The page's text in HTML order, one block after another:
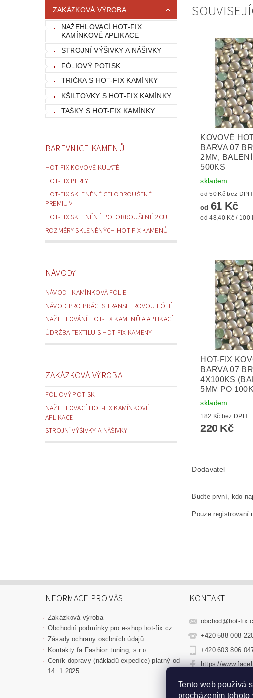
ZAKÁZKOVÁ VÝROBA
NAŽEHLOVACÍ HOT-FIX
KAMÍNKOVÉ APLIKACE
STROJNÍ VÝŠIVKY A NÁŠIVKY
FÓLIOVÝ POTISK
TRIČKA S HOT-FIX KAMÍNKY
KŠILTOVKY S HOT-FIX KAMÍNKY
TAŠKY S HOT-FIX KAMÍNKY
BAREVNICE KAMENŮ
HOT-FIX KOVOVÉ KULATÉ
HOT-FIX PERLY
HOT-FIX SKLENĚNÉ CELOBROUŠENÉ
PREMIUM
HOT-FIX SKLENĚNÉ POLOBROUŠENÉ 2CUT
ROZMĚRY SKLENĚNÝCH HOT-FIX KAMENŮ
NÁVODY
NÁVOD - KAMÍNKOVÁ FÓLIE
NÁVOD PRO PRÁCI S TRANSFEROVOU FÓLIÍ
NAŽEHLOVÁNÍ HOT-FIX KAMENŮ A APLIKACÍ
ÚDRŽBA TEXTILU S HOT-FIX KAMENY
ZAKÁZKOVÁ VÝROBA
FÓLIOVÝ POTISK
NAŽEHLOVACÍ HOT-FIX KAMÍNKOVÉ
APLIKACE
STROJNÍ VÝŠIVKY A NÁŠIVKY
KOVOVÉ
BARVA 07
2MM,
500KS
skladem
od 50 Kč bez DPH
od 61 Kč
od 48,40 Kč / 100
HOT-FIX
BARVA 07
4X100KS
5MM PO
skladem
182 Kč bez DPH
220 Kč
Dodavatel
Buďte první, kdo
Pouze registrovaní
INFORMACE PRO VÁS
Zakázková výroba
Obchodní podmínky pro e-shop hot-fix.cz
Zásady ochrany osobních údajů
Kontakty fa Fashion tuning, s.r.o.
Ceník dopravy (nákladů expedice) platný od
14. 1.2025
KONTAKT
obchod @ hot-
+420 588 008
+420 603 806
https://
Tento web používá
procházením